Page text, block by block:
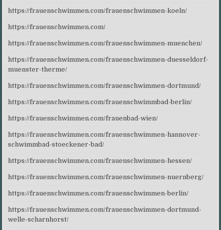
https://frauenschwimmen.com/frauenschwimmen-koeln/
https://frauenschwimmen.com/
https://frauenschwimmen.com/frauenschwimmen-muenchen/
https://frauenschwimmen.com/frauenschwimmen-duesseldorf-
muenster-therme/
https://frauenschwimmen.com/frauenschwimmen-dortmund/
https://frauenschwimmen.com/frauenschwimmbad-berlin/
https://frauenschwimmen.com/frauenbad-wien/
https://frauenschwimmen.com/frauenschwimmen-hannover-
schwimmbad-stoeckener-bad/
https://frauenschwimmen.com/frauenschwimmen-hessen/
https://frauenschwimmen.com/frauenschwimmen-nuernberg/
https://frauenschwimmen.com/frauenschwimmen-berlin/
https://frauenschwimmen.com/frauenschwimmen-dortmund-
welle-scharnhorst/